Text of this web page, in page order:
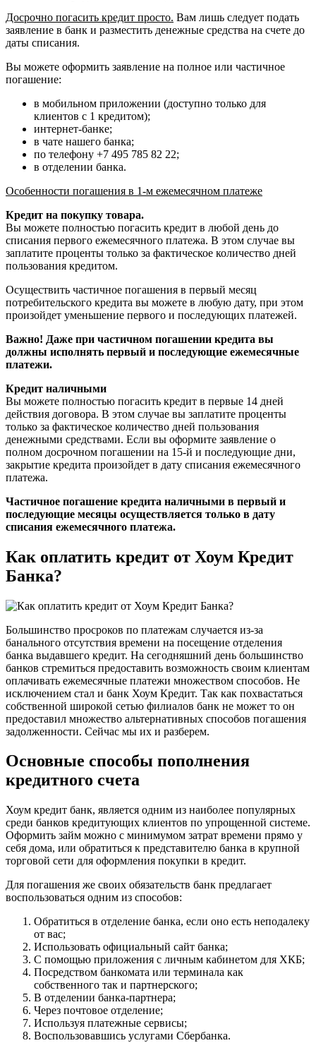
Досрочно погасить кредит просто. Вам лишь следует подать
заявление в банк и разместить денежные средства на счете до
даты списания.
Вы можете оформить заявление на полное или частичное
погашение:
в мобильном приложении (доступно только для
клиентов с 1 кредитом);
интернет-банке;
в чате нашего банка;
по телефону +7 495 785 82 22;
в отделении банка.
Особенности погашения в 1-м ежемесячном платеже
Кредит на покупку товара.
Вы можете полностью погасить кредит в любой день до
списания первого ежемесячного платежа. В этом случае вы
заплатите проценты только за фактическое количество дней
пользования кредитом.
Осуществить частичное погашения в первый месяц
потребительского кредита вы можете в любую дату, при этом
произойдет уменьшение первого и последующих платежей.
Важно! Даже при частичном погашении кредита вы
должны исполнять первый и последующие ежемесячные
платежи.
Кредит наличными
Вы можете полностью погасить кредит в первые 14 дней
действия договора. В этом случае вы заплатите проценты
только за фактическое количество дней пользования
денежными средствами. Если вы оформите заявление о
полном досрочном погашении на 15-й и последующие дни,
закрытие кредита произойдет в дату списания ежемесячного
платежа.
Частичное погашение кредита наличными в первый и
последующие месяцы осуществляется только в дату
списания ежемесячного платежа.
Как оплатить кредит от Хоум Кредит
Банка?
Большинство просроков по платежам случается из-за
банального отсутствия времени на посещение отделения
банка выдавшего кредит. На сегодняшний день большинство
банков стремиться предоставить возможность своим клиентам
оплачивать ежемесячные платежи множеством способов. Не
исключением стал и банк Хоум Кредит. Так как похвастаться
собственной широкой сетью филиалов банк не может то он
предоставил множество альтернативных способов погашения
задолженности. Сейчас мы их и разберем.
Основные способы пополнения
кредитного счета
Хоум кредит банк, является одним из наиболее популярных
среди банков кредитующих клиентов по упрощенной системе.
Оформить займ можно с минимумом затрат времени прямо у
себя дома, или обратиться к представителю банка в крупной
торговой сети для оформления покупки в кредит.
Для погашения же своих обязательств банк предлагает
воспользоваться одним из способов:
Обратиться в отделение банка, если оно есть неподалеку
от вас;
Использовать официальный сайт банка;
С помощью приложения с личным кабинетом для ХКБ;
Посредством банкомата или терминала как
собственного так и партнерского;
В отделении банка-партнера;
Через почтовое отделение;
Используя платежные сервисы;
Воспользовавшись услугами Сбербанка.